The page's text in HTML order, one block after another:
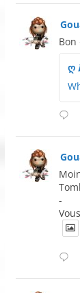
Bon
ღ
-